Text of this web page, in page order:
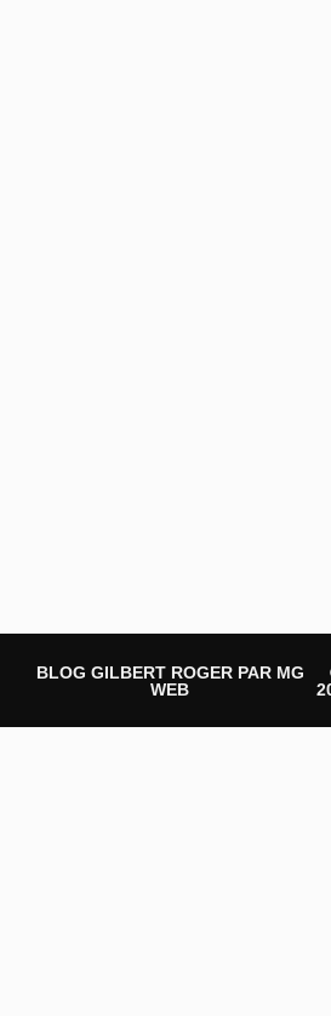
BLOG GILBERT ROGER PAR MG
WEB